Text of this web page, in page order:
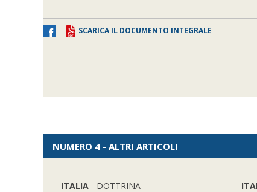
SCARICA IL DOCUMENTO INTEGRALE
NUMERO 4 - ALTRI ARTICOLI
ITALIA - DOTTRINA